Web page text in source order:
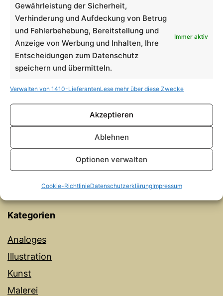
Gewährleistung der Sicherheit,
Verhinderung und Aufdeckung von Betrug
und Fehlerbehebung, Bereitstellung und
Anzeige von Werbung und Inhalten, Ihre
Entscheidungen zum Datenschutz
speichern und übermitteln.
Immer aktiv
Verwalten von 1410-LieferantenLese mehr über diese Zwecke
Akzeptieren
Ablehnen
Optionen verwalten
Cookie-RichtlinieDatenschutzerklärungImpressum
Suchen …
Archiv
November 2025
Kategorien
Analoges
Illustration
Kunst
Malerei